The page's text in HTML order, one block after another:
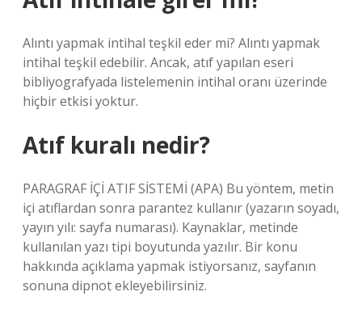
Alıntı yapmak intihal teşkil eder mi? Alıntı yapmak
intihal teşkil edebilir. Ancak, atıf yapılan eseri
bibliyografyada listelemenin intihal oranı üzerinde
hiçbir etkisi yoktur.
Atıf kuralı nedir?
PARAGRAF İÇİ ATIF SİSTEMİ (APA) Bu yöntem, metin
içi atıflardan sonra parantez kullanır (yazarın soyadı,
yayın yılı: sayfa numarası). Kaynaklar, metinde
kullanılan yazı tipi boyutunda yazılır. Bir konu
hakkında açıklama yapmak istiyorsanız, sayfanın
sonuna dipnot ekleyebilirsiniz.